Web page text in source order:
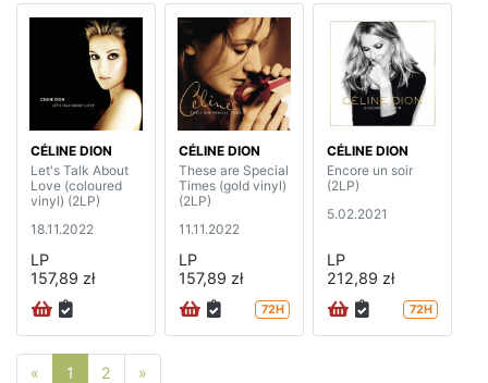
CÉLINE DION
Let's Talk About
Love (coloured
vinyl) (2LP)
18.11.2022
LP
157,89 zł
CÉLINE DION
These are Special
Times (gold vinyl)
(2LP)
11.11.2022
LP
157,89 zł
72H
CÉLINE DION
Encore un soir
(2LP)
5.02.2021
LP
212,89 zł
72H
« Poprzednia strona
1 2 »